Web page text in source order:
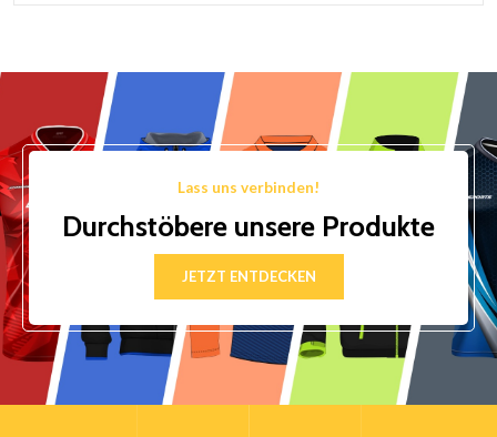
Lass uns verbinden!
Durchstöbere unsere Produkte
JETZT ENTDECKEN